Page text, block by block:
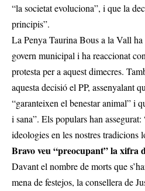
“la societat evoluciona”, i que la
principis”.
La Penya Taurina Bous a la Vall
govern municipal i ha reaccionat
protesta per a aquest dimecres.
aquesta decisió el PP, assenyalant
“garanteixen el benestar animal” i
i sana”. Els populars han
ideologies en les nostres tradicions
Bravo veu “preocupant” la xifra
Davant el nombre de morts que
mena de festejos, la consellera de